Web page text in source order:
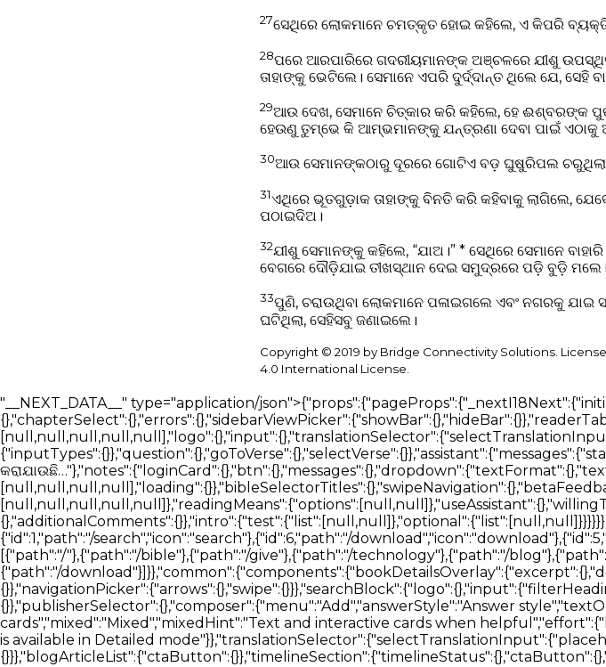
27ସେଥିରେ ଲୋକମାନେ ଚମତ୍କୃତ ହୋଇ କହିଲେ, ଏ କିପରି
28ପରେ ଆରପାରିରେ ଗଦରୀୟମାନଙ୍କ ଅଞ୍ଚଳରେ ଯୀଶୁ
ତାହାଙ୍କୁ ଭେଟିଲେ। ସେମାନେ ଏପରି ଦୁର୍ଦ୍ଦାନ୍ତ ଥିଲେ ଯେ, ସେହି
29ଆଉ ଦେଖ, ସେମାନେ ଚିତ୍କାର କରି କହିଲେ, ହେ
ହେଉଣୁ ତୁମ୍ଭେ କି ଆମ୍ଭମାନଙ୍କୁ ଯନ୍ତ୍ରଣା ଦେବା ପାଇଁ ଏଠାକୁ
30ଆଉ ସେମାନଙ୍କଠାରୁ ଦୂରରେ ଗୋଟିଏ ବଡ଼ ଘୁଷୁରିପଲ
31ଏଥିରେ ଭୂତଗୁଡ଼ାକ ତାହାଙ୍କୁ ବିନତି କରି କହିବାକୁ ଲାଗିଲେ,
ପଠାଇଦିଅ।
32ଯୀଶୁ ସେମାନଙ୍କୁ କହିଲେ, “ଯାଅ।” * ସେଥିରେ ସେମାନେ
ବେଗରେ ଦୌଡ଼ିଯାଇ ତୀଖସ୍ଥାନ ଦେଇ ସମୁଦ୍ରରେ ପଡ଼ି ବୁଡ଼ି ମଲେ।
33ପୁଣି, ଚରାଉଥିବା ଲୋକମାନେ ପଳାଇଗଲେ ଏବଂ ନଗରକୁ ଯାଇ
ଘଟିଥିଲା, ସେହିସବୁ ଜଣାଇଲେ।
Copyright © 2019 by Bridge Connectivity Solutions.
4.0 International License.
"__NEXT_DATA__" type="application/json">{"props":{"pageProps":{"_nextI18Next":{"initialI18nStore":{"or":{"bible":{"page":{"head":{},"bibleReader":{"bookSelect":{},"chapterSelect":{},"errors":{},"sidebarViewPicker":{"showBar":{},"hideBar":{}},"readerTabSection":{"tabList":[null,null,null,null],"searchBlock":{"tabList":[null,null,null,null,null],"logo":{},"input":{},"translationSelector":{"selectTranslationInput":{}},"trendingSearch":{},"loading":{},"messages":{},"introCards":{"navigate":{"inputTypes":{}},"question":{},"goToVerse":{},"selectVerse":{}},"assistant":{"messages":{"start":[null,null,null],"thinking":[null,null,null,null]}},"answering":"ଉତ୍ତର ପ୍ରସ୍ତୁତ କରାଯାଉଛି…"},"notes":{"loginCard":{},"btn":{},"messages":{},"dropdown":{"textFormat":{},"textAlignment":{},"blockTypes":{}},"labels":{}}},"verseOverview":{"tabList":[null,null,null,null],"loading":{}},"bibleSelectorTitles":{},"swipeNavigation":{},"betaFeedback":{"form":{},"feedbackForm":{"experienceRating":{"options":[null,null,null,null,null]},"readingMeans":{"options":[null,null]},"useAssistant":{},"willingToPay":{},"paymentAmount":{},"isEasyToUse":{},"sidebarDistracting":{},"additionalComments":{}},"intro":{"test":{"list":[null,null]},"optional":{"list":[null,null]}}}}}},"nav":{"nav":{"navMenu":[{"id":2,"path":"/bible","icon":"bible"},{"id":1,"path":"/search","icon":"search"},{"id":6,"path":"/download","icon":"download"},{"id":5,"path":"/about","icon":"about"},{"id":5,"path":"/contact","icon":"contact"}],"footerMenu":[{"path":"/"},{"path":"/bible"},{"path":"/give"},{"path":"/technology"},{"path":"/blog"},{"path":"/about"},{"path":"/contact"},{"path":"/privacy-policy"},{"path":"/download"}]}},"common":{"components":{"bookDetailsOverlay":{"excerpt":{},"documentPage":{},"actions":{},"mediaPlayer":{}},"accessibility":{"accordion":{"titles":{}},"navigationPicker":{"arrows":{},"swipe":{}}},"searchBlock":{"logo":{},"input":{"filterHeadings":{},"filters":[{},{},{},{}],"languageFilters":[{},{}],"documents":{},"context":{"types":{}},"publisherSelector":{},"composer":{"menu":"Add","answerStyle":"Answer style","textOnly":"Text only","textOnlyHint":"Plain text answers without interactive cards","mixed":"Mixed","mixedHint":"Text and interactive cards when helpful","effort":{"label":"Answer depth","fast":"Fast","detailed":"Detailed"},"mixedDisabledHint":"Mixed is available in Detailed mode"}},"translationSelector":{"selectTranslationInput":{"placeholder":"ଅନୁବାଦ ଖୋଜନ୍ତୁ"}},"trendingSearch":{},"downloadButtons":{"minOS":{}}},"blogArticleList":{"ctaButton":{}},"timelineSection":{"timelineStatus":{},"ctaButton":{},"timeline":[{"complete":true},{"complete":false,"inProgress":true},{"complete":false},{"complete":false}]},"verseDetail":{"loading":{}},"resultsBlock":{"loading":{},"results":{"locations":{},"answers":{},"similarQuestions":{}},"searchMediaTabSection":{"tabList":[null,null,null,null],"notFound":{"articles":{},"books":{},"docs":{"subMessage":""},"av":{}}},"linkSharingDisabled":{},"errors":{}},"detailsSection":{"techDetails":[{"paragraph":[{},{},{},{}]}],"aboutDetails":[{"paragraph":[{},{},{}]},{"paragraph":[{},{}]}]},"betaSignUp":{"result":{},"buttons":{}},"sidebar":{"tabList":[null,null,null],"userHistoryList":{"introCards":[{}],"loginCard":{},"historyDates":[null,null]},"bookmarksList":{"introCards":[{}],"loginCard":{}}},"mediaCard":{"sources":"ಮೂಲಗಳು"},"userDetailsPopup":{"fontSize":{},"settingsTabs":{"profile":"ପ୍ରୋଫାଇଲ"},"notifications":{"topics":{"general_news":{},"new_features":{},"account_security":{}}},"profile":{"ageRangeLabel":"ବୟସ ପରିସୀମା","denominationLabel":"ସମ୍ପ୍ରଦାୟ","save":"ପ୍ରୋଫାଇଲ ସଂରକ୍ଷଣ କରନ୍ତୁ","signInHint":"ଆପଣଙ୍କ ପ୍ରୋଫାଇଲ ସଂରକ୍ଷଣ କରିବାକୁ ସାଇନ୍ ଇନ୍ କରନ୍ତୁ।","ageRanges":{"under_18":"୧୮ ବର୍ଷରୁ କମ୍","18_24":"୧୮–୨୪","25_34":"୨୫–୩୪","35_44":"୩୫–୪୪","45_54":"୪୫–୫୪","55_64":"୫୫–୬୪","65_plus":"୬୫+"},"denominations":{"non_denominational":"ଅ-ସମ୍ପ୍ରଦାୟିକ","catholic":"କାଥୋଲିକ","protestant":"ପ୍ରୋଟେଷ୍ଟାଣ୍ଟ","orthodox":"ଓର୍ଥୋଡକ୍ସ","anglican":"ଆଙ୍ଗ୍ଲିକାନ","baptist":"ବାପ୍ତିଷ୍ଟ","pentecostal":"ପେଣ୍ଟେକୋଷ୍ଟାଲ","other":"ଅନ୍ୟ","prefer_not_to_say":"କହିବାକୁ ଇଛା ନାହିଁ"}}},"modals":{"notifications":{"empty":{}},"notificationDetail":{},"login":{"providers":{},"placeholders":{},"message":{}},"accountDelete":{},"deleteHistoryItem":{},"deleteNoteItem":{},"deleteTranslation":{},"shareSearchHistory":{},"versionMismatch":{},"sessionExpired":{},"buttons":{"delete":{},"confirm":{},"submit":{}}},"connectivityToast":{},"cookieMessage":{"actions":{}},"seo":{"knowsAbout":[null,null,null,null,null,null,null,null],"faq":{"home":[{},{},{}],"bible":[{},{},{}]}},"chatThread":{"searching":"ପବିତ୍ର ଶାସ୍ତ୍ର ଖୋଜିବାରେ...","answering":"ଉତ୍ତର ଲିଖିତ ହେଉଛି...","placeholder":"ଏକ ପରବର୍ତ୍ତୀ ପ୍ରଶ୍ନ ପଚାରନ୍ତୁ…","send":"ପଠାଅ","actions":{"stop":"ରର୍ଥା","regenerate":"ପୁନର୍ଜାତ","copy":"ନକଲ","retry":"ପୁନରାବୃତ୍ତି"},"errors":{"generic":"କିଛି ଭୁଲ ହୋଇଛି। ଆପଣ ଏହି ପ୍ରଶ୍ନଟି ପୁନର୍ବାର ପ୍ରୟାସ କରିପାରିବେ।","sessionLost":"ଏହି କଥାବାତ୍ତା ସମୟ ସୀମା ପୂରଣ କରିବାରୁ ବଢିଗିଲି। ଦୟାକରି ପୁନର୍ବାର ପଚାରନ୍ତୁ।"}},"localeSwitcher":{"searchPlaceholder":"ଭାଷା ଖୋଜନ୍ତୁ"}}}},"en-US":{"bible":{"page":{"head":{"title":"Bible AI Bible reader with search, books, articles and voice","description":"Read the bible using AI and search books, study plans, articles using your voice"},"bibleReader":{"title":"Bible","bookSelect":{"placeholder":"Select Book"},"chapterSelect":{"placeholder":"Select Chapter"},"errors":{"chapterLoading":"Error loading chapter. Resolving...","offline":"You're